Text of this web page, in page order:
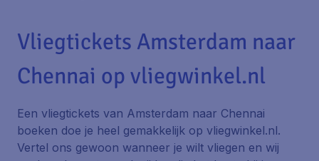
Vliegtickets Amsterdam naar
Chennai op vliegwinkel.nl
Een vliegtickets van Amsterdam naar Chennai
boeken doe je heel gemakkelijk op vliegwinkel.nl.
Vertel ons gewoon wanneer je wilt vliegen en wij